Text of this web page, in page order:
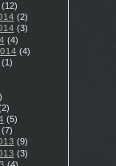
(12)
(2)
(3)
(4)
(4)
(1)
(5)
(7)
(9)
(3)